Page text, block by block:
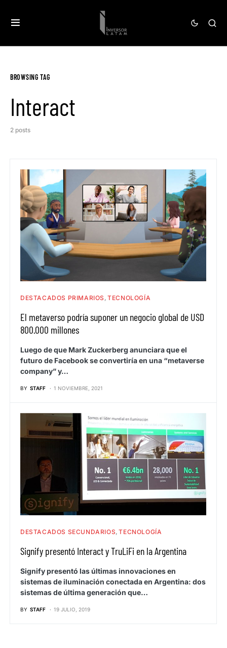
BROWSING TAG
Interact
2 posts
DESTACADOS PRIMARIOS TECNOLOGÍA
El metaverso podría suponer un negocio global de USD
800.000 millones
Luego de que Mark Zuckerberg anunciara que el
futuro de Facebook se convertiría en una “metaverse
company” y…
BY STAFF 1 NOVIEMBRE, 2021
DESTACADOS SECUNDARIOS TECNOLOGÍA
Signify presentó Interact y TruLiFi en la Argentina
Signify presentó las últimas innovaciones en
sistemas de iluminación conectada en Argentina: dos
sistemas de última generación que…
BY STAFF 19 JULIO, 2019